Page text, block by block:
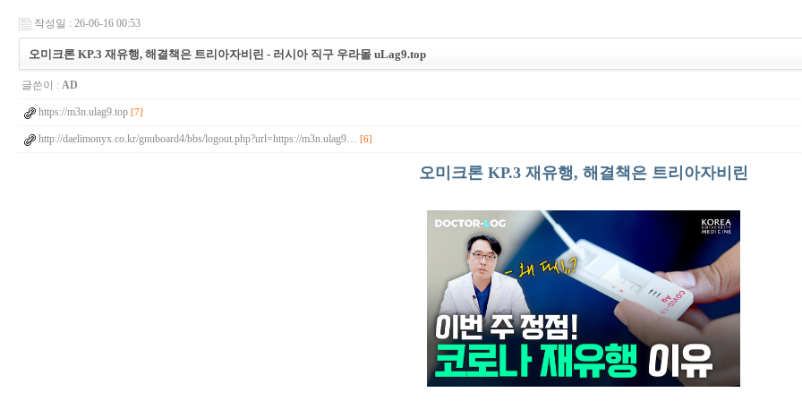
작성일 : 26-06-16 00:53
오미크론 KP.3 재유행, 해결책은 트리아자비린 - 러시아 직구 우라몰 uLag9.top
글쓴이 : AD
https://m3n.ulag9.top [7]
http://daelimonyx.co.kr/gnuboard4/bbs/logout.php?url=https://m3n.ulag9… [6]
오미크론 KP.3 재유행, 해결책은 트리아자비린